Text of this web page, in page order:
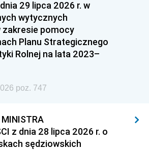
29 lipca 2026 r. w
wytycznych
pomocy
Planu Strategicznego
Rolnej na lata 2023–
poz. 747
z dnia 28 lipca 2026 r. o
sędziowskich